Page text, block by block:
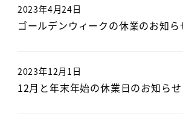
ゴールデンウィークの休業のお知ら
2023年4月24日
12月と年末年始の休業日のお知らせ
2023年12月1日